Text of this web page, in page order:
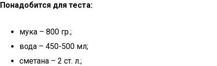
Понадобится для теста:
мука – 800 гр.;
вода – 450-500 мл;
сметана – 2 ст. л.;